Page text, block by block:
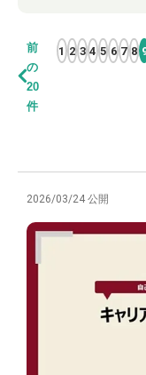
前
の
20
件
1 2 3 4 5 6 7 8
2026/03/24 公開